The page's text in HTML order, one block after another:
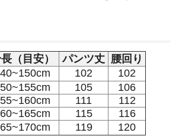
（目安） パンツ丈 腰回り
102
102
105
106
111
112
115
116
119 120